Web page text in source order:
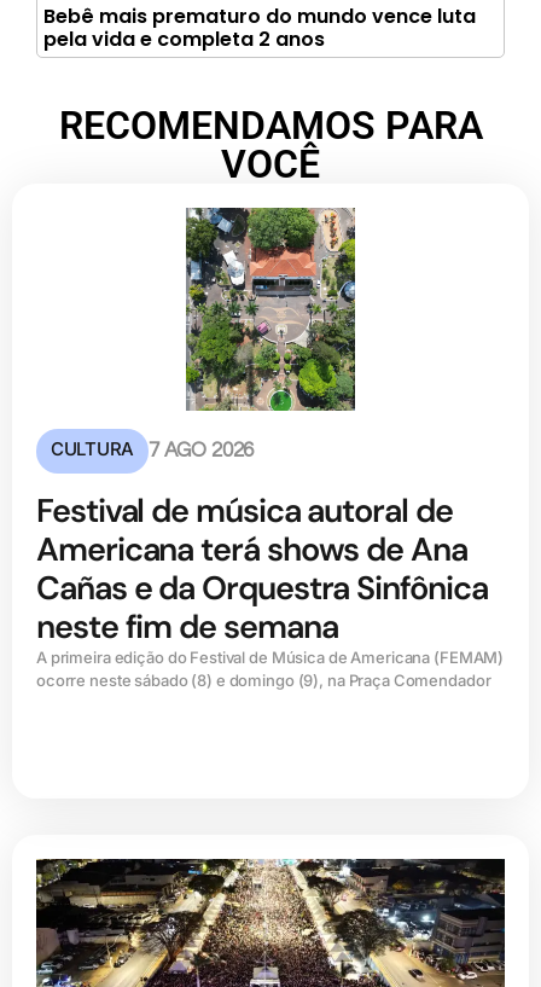
Bebê mais prematuro do mundo vence luta
pela vida e completa 2 anos
RECOMENDAMOS PARA
VOCÊ
CULTURA 7 AGO 2026
Festival de música autoral de
Americana terá shows de Ana
Cañas e da Orquestra Sinfônica
neste fim de semana
A primeira edição do Festival de Música de Americana (FEMAM)
ocorre neste sábado (8) e domingo (9), na Praça Comendador